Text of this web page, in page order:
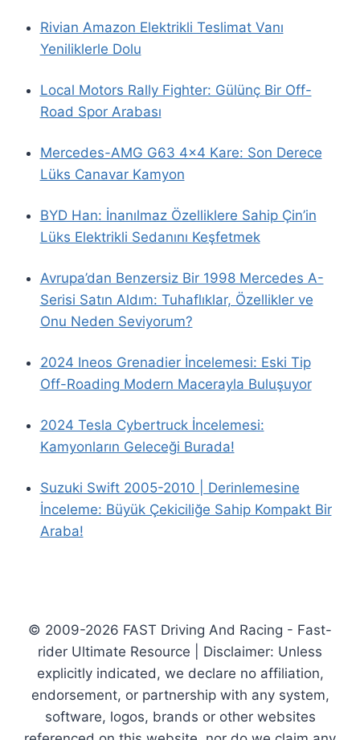
Rivian Amazon Elektrikli Teslimat Vanı
Yeniliklerle Dolu
Local Motors Rally Fighter: Gülünç Bir Off-
Road Spor Arabası
Mercedes-AMG G63 4×4 Kare: Son Derece
Lüks Canavar Kamyon
BYD Han: İnanılmaz Özelliklere Sahip Çin’in
Lüks Elektrikli Sedanını Keşfetmek
Avrupa’dan Benzersiz Bir 1998 Mercedes A-
Serisi Satın Aldım: Tuhaflıklar, Özellikler ve
Onu Neden Seviyorum?
2024 Ineos Grenadier İncelemesi: Eski Tip
Off-Roading Modern Macerayla Buluşuyor
2024 Tesla Cybertruck İncelemesi:
Kamyonların Geleceği Burada!
Suzuki Swift 2005-2010 | Derinlemesine
İnceleme: Büyük Çekiciliğe Sahip Kompakt Bir
Araba!
© 2009-2026 FAST Driving And Racing - Fast-
rider Ultimate Resource | Disclaimer: Unless
explicitly indicated, we declare no affiliation,
endorsement, or partnership with any system,
software, logos, brands or other websites